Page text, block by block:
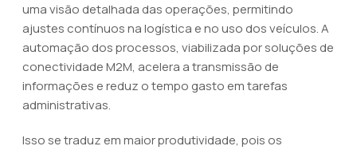
uma visão detalhada das operações, permitindo
ajustes contínuos na logística e no uso dos veículos. A
automação dos processos, viabilizada por soluções de
conectividade M2M, acelera a transmissão de
informações e reduz o tempo gasto em tarefas
administrativas.
Isso se traduz em maior produtividade, pois os